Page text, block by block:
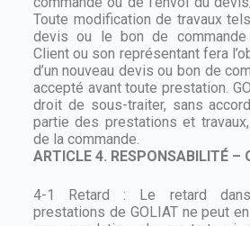
Toute modification de travaux
devis ou le bon de
Client ou son représentant fera
d’un nouveau devis ou bon de
accepté avant toute prestation.
droit de sous-traiter, sans
partie des prestations et
de la commande.
ARTICLE 4. RESPONSABILITÉ –
4-1 Retard : Le retard dans
prestations de GOLIAT ne peut